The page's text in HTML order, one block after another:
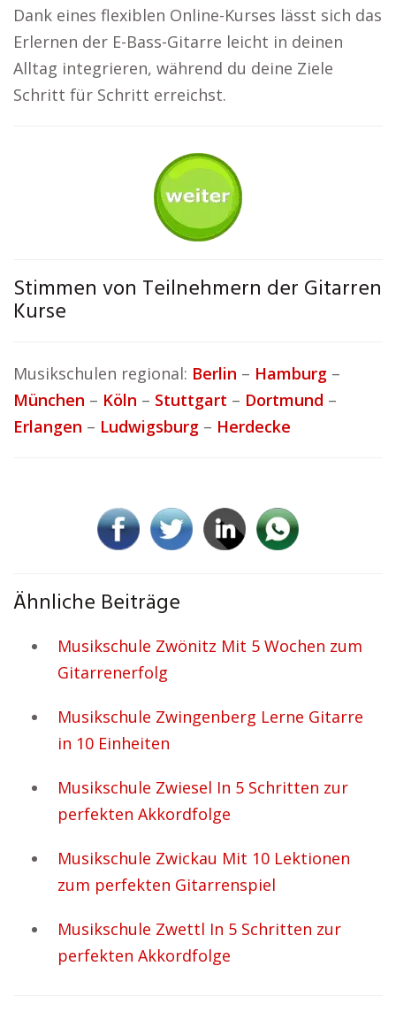
Dank eines flexiblen Online-Kurses lässt sich das
Erlernen der E-Bass-Gitarre leicht in deinen
Alltag integrieren, während du deine Ziele
Schritt für Schritt erreichst.
Stimmen von Teilnehmern der Gitarren
Kurse
Musikschulen regional: Berlin – Hamburg –
München – Köln – Stuttgart – Dortmund –
Erlangen – Ludwigsburg – Herdecke
Ähnliche Beiträge
Musikschule Zwönitz Mit 5 Wochen zum
Gitarrenerfolg
Musikschule Zwingenberg Lerne Gitarre
in 10 Einheiten
Musikschule Zwiesel In 5 Schritten zur
perfekten Akkordfolge
Musikschule Zwickau Mit 10 Lektionen
zum perfekten Gitarrenspiel
Musikschule Zwettl In 5 Schritten zur
perfekten Akkordfolge